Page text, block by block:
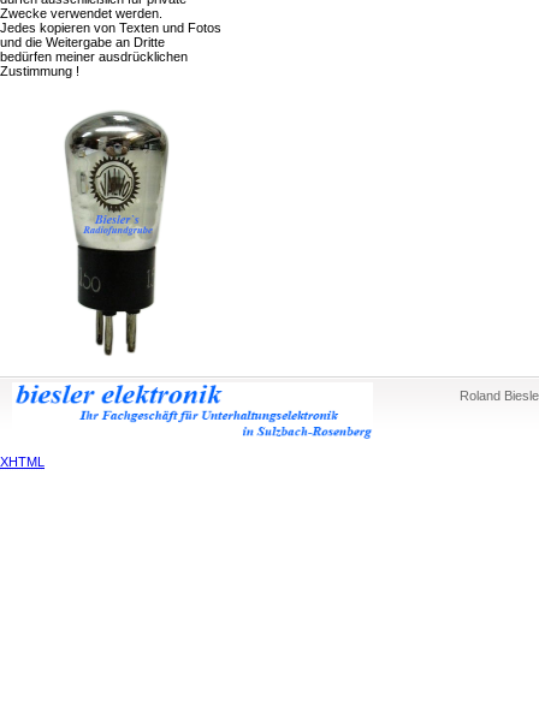
Zwecke verwendet werden.
Jedes kopieren von Texten und Fotos
und die Weitergabe an Dritte
bedürfen meiner ausdrücklichen
Zustimmung !
Roland
XHTML